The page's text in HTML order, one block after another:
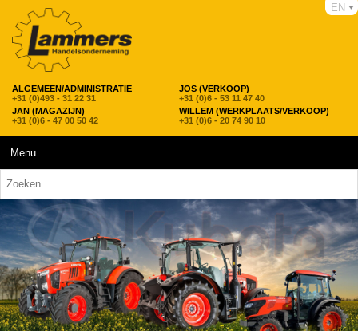
ALGEMEEN/ADMINISTRATIE
+31 (0)493 - 31 22 31
JOS (VERKOOP)
+31 (0)6 - 53 11 47 40
JAN (MAGAZIJN)
+31 (0)6 - 47 00 50 42
WILLEM (WERKPLAATS/VERKOOP)
+31 (0)6 - 20 74 90 10
EN
Menu